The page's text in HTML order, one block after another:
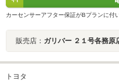
カーセンサーアフター保証がBプランに付
販売店： ガリバー ２１号各務原
トヨタ